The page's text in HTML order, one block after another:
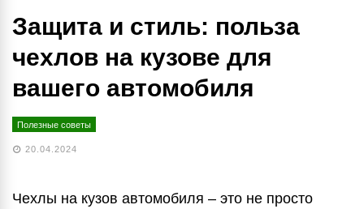
Защита и стиль: польза
чехлов на кузове для
вашего автомобиля
Полезные советы
20.04.2024
Чехлы на кузов автомобиля – это не просто